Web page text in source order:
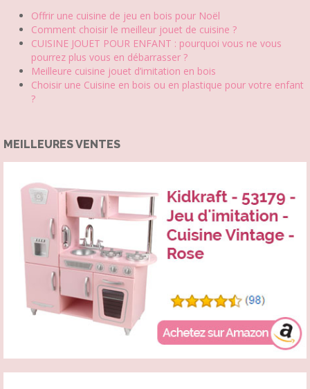
Offrir une cuisine de jeu en bois pour Noël
Comment choisir le meilleur jouet de cuisine ?
CUISINE JOUET POUR ENFANT : pourquoi vous ne vous
pourrez plus vous en débarrasser ?
Meilleure cuisine jouet d’imitation en bois
Choisir une Cuisine en bois ou en plastique pour votre enfant
?
MEILLEURES VENTES